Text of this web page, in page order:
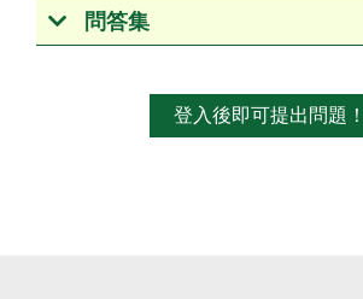
問答集
登入後即可提出問題！